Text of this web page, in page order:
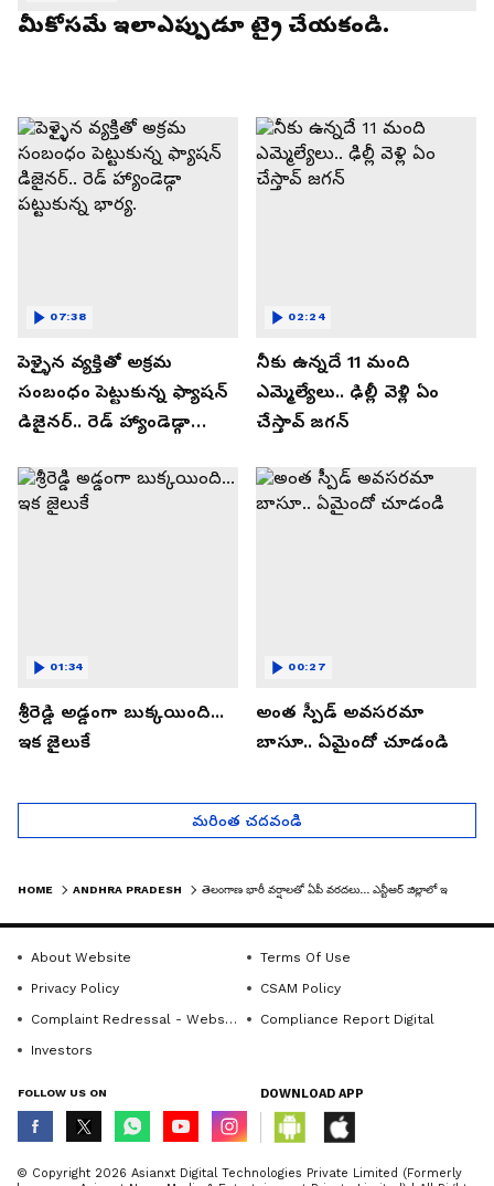
మీకోసమే ఇలాఎప్పుడూ ట్రై చేయకండి.
పెళ్ళైన వ్యక్తితో అక్రమ
సంబంధం పెట్టుకున్న ఫ్యాషన్
డిజైనర్.. రెడ్ హ్యాండెడ్గా
07:38
నీకు ఉన్నదే 11 మంది
ఎమ్మెల్యేలు.. ఢిల్లీ వెళ్లి ఏం
చేస్తావ్ జగన్
02:24
శ్రీరెడ్డి అడ్డంగా బుక్కయింది...
ఇక జైలుకే
01:34
అంత స్పీడ్ అవసరమా
బాసూ.. ఏమైందో చూడండి
00:27
మరింత చదవండి
HOME ANDHRA PRADESH
About Website
Terms Of Use
Privacy Policy
CSAM Policy
Complaint Redressal - Website
Compliance Report Digital
Investors
FOLLOW US ON DOWNLOAD APP
© Copyright 2026 Asianxt Digital Technologies Private Limited (Formerly